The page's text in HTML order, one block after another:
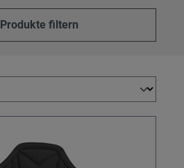
Produkte filtern